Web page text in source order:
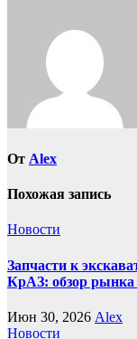
От Alex
Похожая запись
Новости
Запчасти к
КрАЗ: обзор рынка
Июн 30, 2026 Alex
Новости